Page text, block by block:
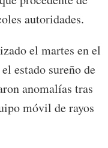
autoridades.
el martes en el
estado sureño de
anomalías tras
móvil de rayos